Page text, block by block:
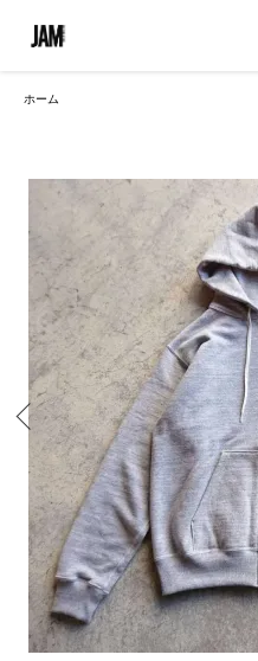
ホーム